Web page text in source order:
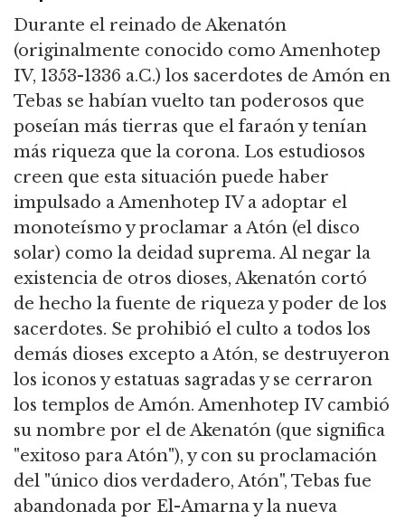
Durante el reinado de Akenatón
(originalmente conocido como Amenhotep
IV, 1353-1336 a.C.) los sacerdotes de Amón en
Tebas se habían vuelto tan poderosos que
poseían más tierras que el faraón y tenían
más riqueza que la corona. Los estudiosos
creen que esta situación puede haber
impulsado a Amenhotep IV a adoptar el
monoteísmo y proclamar a Atón (el disco
solar) como la deidad suprema. Al negar la
existencia de otros dioses, Akenatón cortó
de hecho la fuente de riqueza y poder de los
sacerdotes. Se prohibió el culto a todos los
demás dioses excepto a Atón, se destruyeron
los iconos y estatuas sagradas y se cerraron
los templos de Amón. Amenhotep IV cambió
su nombre por el de Akenatón (que significa
"exitoso para Atón"), y con su proclamación
del "único dios verdadero, Atón", Tebas fue
abandonada por El-Amarna y la nueva